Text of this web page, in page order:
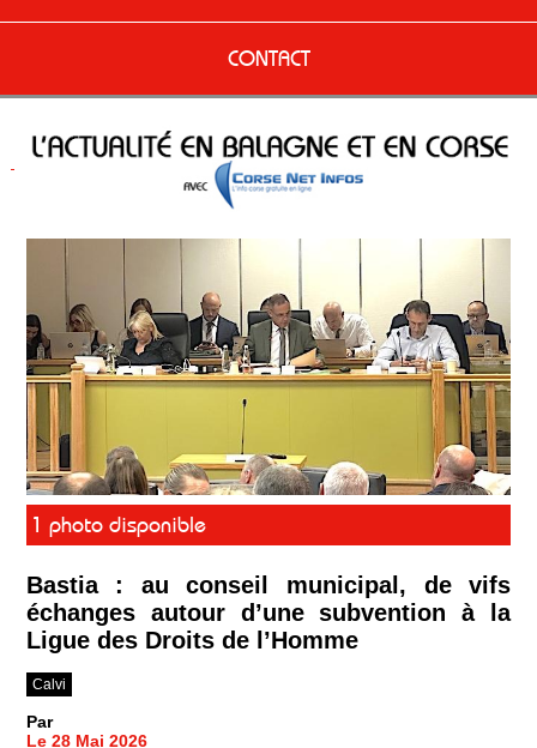
CONTACT
1 photo disponible
Bastia : au conseil municipal, de vifs
échanges autour d’une subvention à la
Ligue des Droits de l’Homme
Calvi
Par
Le 28 Mai 2026